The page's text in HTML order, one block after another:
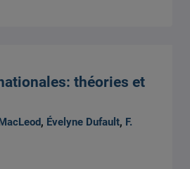
théories et
, Évelyne Dufault, F.